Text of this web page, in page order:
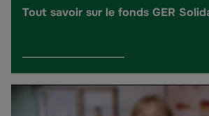
Tout savoir sur le fonds GER